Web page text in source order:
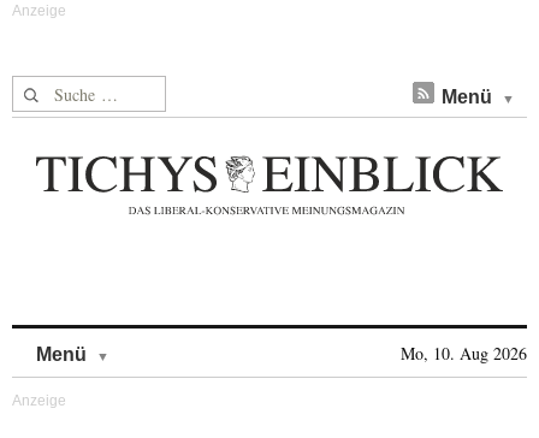
Suche nach: Menü
Menü Mo, 10. Aug 2026